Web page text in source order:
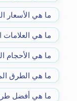
ما هي الأسعار
ما هي العلامات
ما هي الأحجام
ما هي الطرق
ما هي أفضل